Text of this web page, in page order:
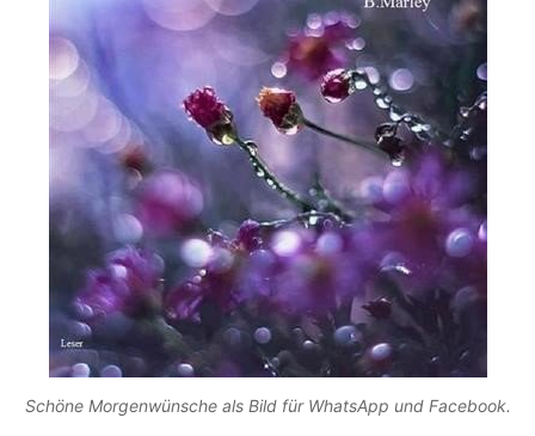
Schöne Morgenwünsche als Bild für WhatsApp und Facebook.